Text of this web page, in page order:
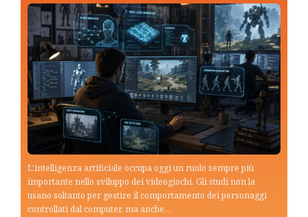
L'intelligenza artificiale occupa oggi un ruolo sempre più
importante nello sviluppo dei videogiochi. Gli studi non la
usano soltanto per gestire il comportamento dei personaggi
controllati dal computer, ma anche…